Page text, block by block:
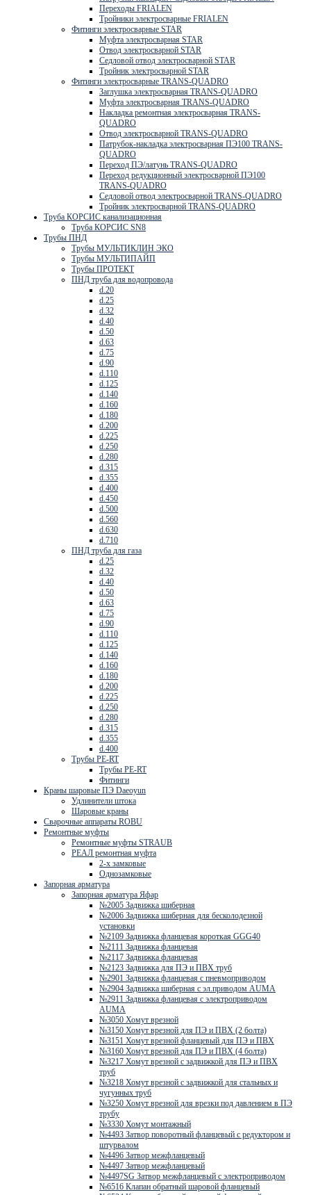
Переходы FRIALEN
Тройники электросварные FRIALEN
Фитинги электросварные STAR
Муфта электросварная STAR
Отвод электросварной STAR
Седловой отвод электросварной STAR
Тройник электросварной STAR
Фитинги электросварные TRANS-QUADRO
Заглушка электросварная TRANS-QUADRO
Муфта электросварная TRANS-QUADRO
Накладка ремонтная электросварная TRANS-
QUADRO
Отвод электросварной TRANS-QUADRO
Патрубок-накладка электросварная ПЭ100 TRANS-
QUADRO
Переход ПЭ/латунь TRANS-QUADRO
Переход редукционный электросварной ПЭ100
TRANS-QUADRO
Седловой отвод электросварной TRANS-QUADRO
Тройник электросварной TRANS-QUADRO
Труба КОРСИС канализационная
Труба КОРСИС SN8
Трубы ПНД
Трубы МУЛЬТИКЛИН ЭКО
Трубы МУЛЬТИПАЙП
Трубы ПРОТЕКТ
ПНД труба для водопровода
d.20
d.25
d.32
d.40
d.50
d.63
d.75
d.90
d.110
d.125
d.140
d.160
d.180
d.200
d.225
d.250
d.280
d.315
d.355
d.400
d.450
d.500
d.560
d.630
d.710
ПНД труба для газа
d.25
d.32
d.40
d.50
d.63
d.75
d.90
d.110
d.125
d.140
d.160
d.180
d.200
d.225
d.250
d.280
d.315
d.355
d.400
Трубы PE-RT
Трубы PE-RT
Фитинги
Краны шаровые ПЭ Daeoyun
Удлинители штока
Шаровые краны
Сварочные аппараты ROBU
Ремонтные муфты
Ремонтные муфты STRAUB
РЕАЛ ремонтная муфта
2-х замковые
Однозамковые
Запорная арматура
Запорная арматура Яфар
№2005 Задвижка шиберная
№2006 Задвижка шиберная для бесколодезной
установки
№2109 Задвижка фланцевая короткая GGG40
№2111 Задвижка фланцевая
№2117 Задвижка фланцевая
№2123 Задвижка для ПЭ и ПВХ труб
№2901 Задвижка фланцевая с пневмоприводом
№2904 Задвижка шиберная с эл.приводом AUMA
№2911 Задвижка фланцевая с электроприводом
AUMA
№3050 Хомут врезной
№3150 Хомут врезной для ПЭ и ПВХ (2 болта)
№3151 Хомут врезной фланцевый для ПЭ и ПВХ
№3160 Хомут врезной для ПЭ и ПВХ (4 болта)
№3217 Хомут врезной с задвижкой для ПЭ и ПВХ
труб
№3218 Хомут врезной с задвижкой для стальных и
чугунных труб
№3250 Хомут врезной для врезки под давлением в ПЭ
трубу
№3330 Хомут монтажный
№4493 Затвор поворотный фланцевый с редуктором и
штурвалом
№4496 Затвор межфланцевый
№4497 Затвор межфланцевый
№4497SG Затвор межфланцевый с электроприводом
№6516 Клапан обратный шаровой фланцевый